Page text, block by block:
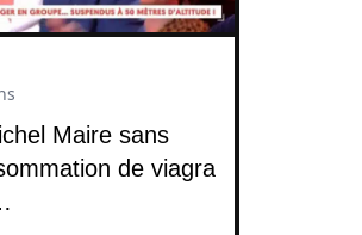
Maire sans
de viagra